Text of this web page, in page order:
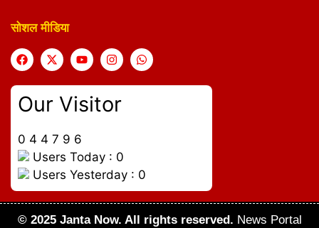
सोशल मीडिया
Our Visitor
0 4 4 7 9 6
Users Today : 0
Users Yesterday : 0
© 2025 Janta Now. All rights reserved. News Portal